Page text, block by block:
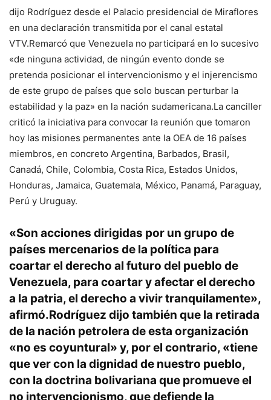
dijo Rodríguez desde el Palacio presidencial de Miraflores
en una declaración transmitida por el canal estatal
VTV.Remarcó que Venezuela no participará en lo sucesivo
«de ninguna actividad, de ningún evento donde se
pretenda posicionar el intervencionismo y el injerencismo
de este grupo de países que solo buscan perturbar la
estabilidad y la paz» en la nación sudamericana.La canciller
criticó la iniciativa para convocar la reunión que tomaron
hoy las misiones permanentes ante la OEA de 16 países
miembros, en concreto Argentina, Barbados, Brasil,
Canadá, Chile, Colombia, Costa Rica, Estados Unidos,
Honduras, Jamaica, Guatemala, México, Panamá, Paraguay,
Perú y Uruguay.
«Son acciones dirigidas por un grupo de
países mercenarios de la política para
coartar el derecho al futuro del pueblo de
Venezuela, para coartar y afectar el derecho
a la patria, el derecho a vivir tranquilamente»,
afirmó.Rodríguez dijo también que la retirada
de la nación petrolera de esta organización
«no es coyuntural» y, por el contrario, «tiene
que ver con la dignidad de nuestro pueblo,
con la doctrina bolivariana que promueve el
no intervencionismo, que defiende la